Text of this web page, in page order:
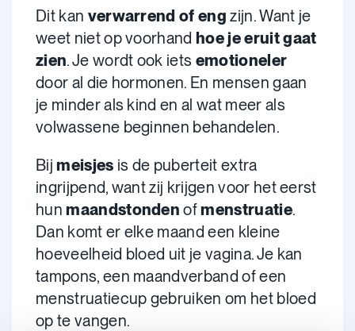
Dit kan verwarrend of engzijn. Want je
weet niet op voorhandhoe je eruit gaat
zien. Je wordt ook iets emotioneler
door al die hormonen. En mensen gaan
je minder als kind en al wat meer als
volwassene beginnen behandelen.
Bijmeisjes is de puberteit extra
ingrijpend, want zij krijgen voor het eerst
hunmaandstondenofmenstruatie.
Dan komt er elke maand een kleine
hoeveelheid bloed uit je vagina. Je kan
tampons, een maandverband of een
menstruatiecup gebruiken om het bloed
op te vangen.